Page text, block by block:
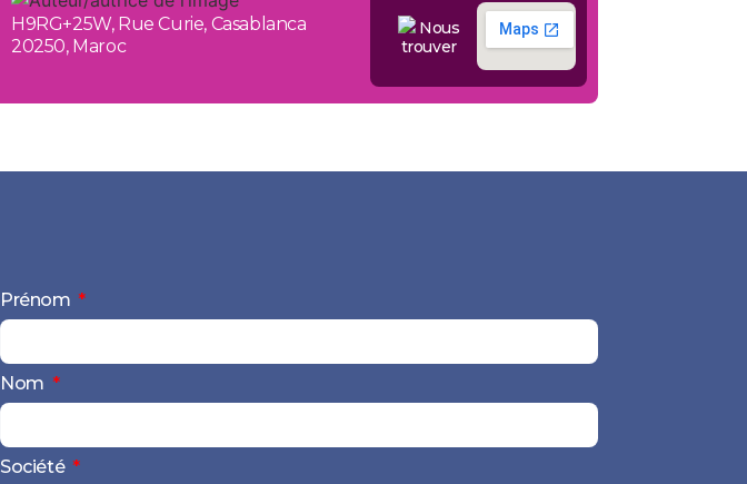
H9RG+25W, Rue Curie, Casablanca
20250, Maroc
Nous
trouver
Prénom
Nom
Société